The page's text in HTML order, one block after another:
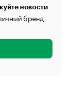
новости
бренд